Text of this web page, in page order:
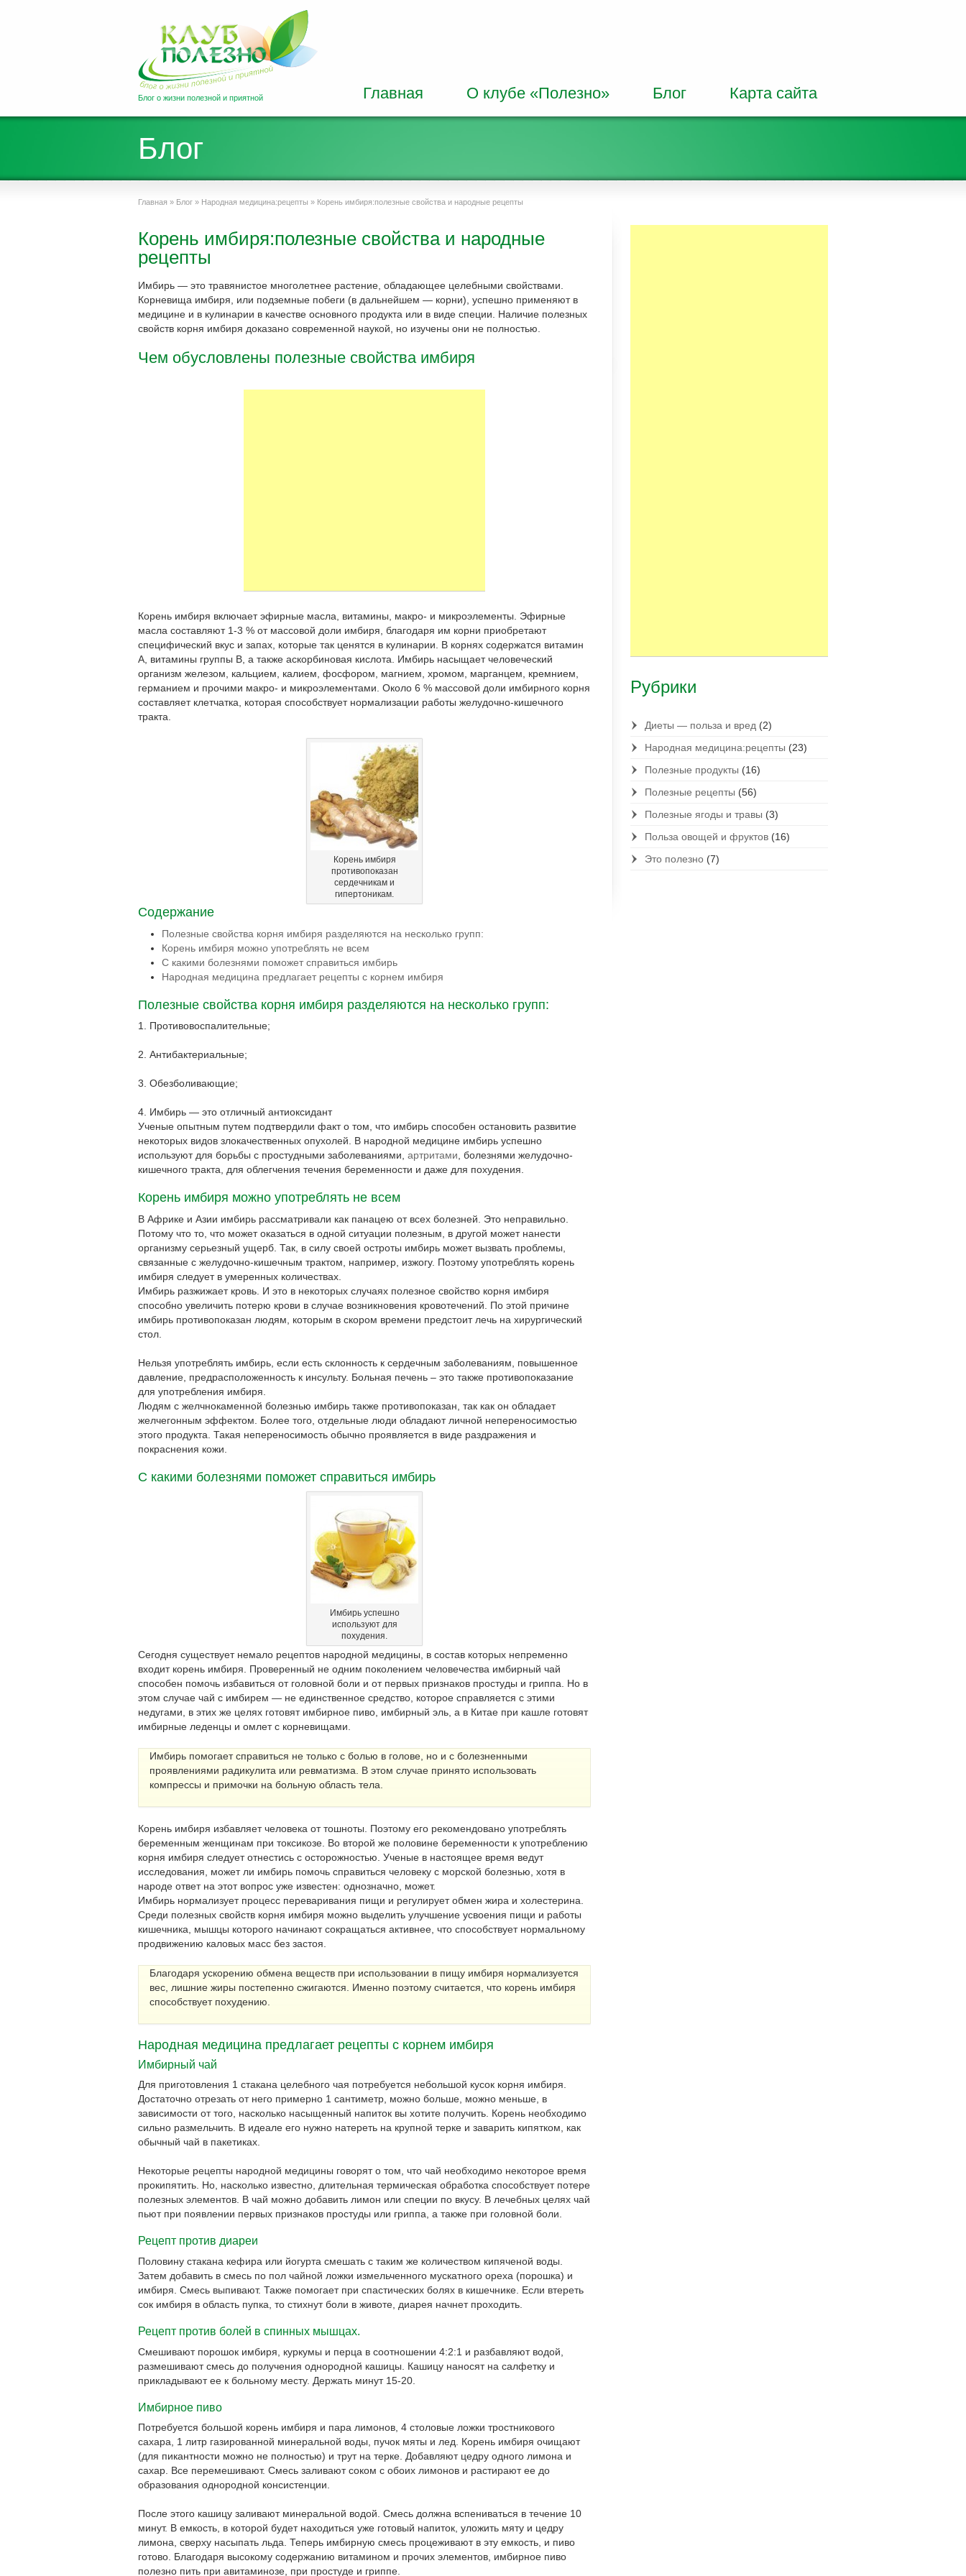
Блог о жизни полезной и приятной Главная О клубе «Полезно» Блог Карта сайта
Блог
Главная » Блог » Народная медицина:рецепты » Корень имбиря:полезные свойства и народные рецепты
Корень имбиря:полезные свойства и народные
рецепты
Имбирь — это травянистое многолетнее растение, обладающее целебными свойствами.
Корневища имбиря, или подземные побеги (в дальнейшем — корни), успешно применяют в
медицине и в кулинарии в качестве основного продукта или в виде специи. Наличие полезных
свойств корня имбиря доказано современной наукой, но изучены они не полностью.
Чем обусловлены полезные свойства имбиря
Корень имбиря включает эфирные масла, витамины, макро- и микроэлементы. Эфирные
масла составляют 1-3 % от массовой доли имбиря, благодаря им корни приобретают
специфический вкус и запах, которые так ценятся в кулинарии. В корнях содержатся витамин
A, витамины группы B, а также аскорбиновая кислота. Имбирь насыщает человеческий
организм железом, кальцием, калием, фосфором, магнием, хромом, марганцем, кремнием,
германием и прочими макро- и микроэлементами. Около 6 % массовой доли имбирного корня
составляет клетчатка, которая способствует нормализации работы желудочно-кишечного
тракта.
Корень имбиря
противопоказан
сердечникам и
гипертоникам.
Содержание
Полезные свойства корня имбиря разделяются на несколько групп:
Корень имбиря можно употреблять не всем
С какими болезнями поможет справиться имбирь
Народная медицина предлагает рецепты с корнем имбиря
Полезные свойства корня имбиря разделяются на несколько групп:
1. Противовоспалительные;
2. Антибактериальные;
3. Обезболивающие;
4. Имбирь — это отличный антиоксидант
Ученые опытным путем подтвердили факт о том, что имбирь способен остановить развитие
некоторых видов злокачественных опухолей. В народной медицине имбирь успешно
используют для борьбы с простудными заболеваниями, артритами, болезнями желудочно-
кишечного тракта, для облегчения течения беременности и даже для похудения.
Корень имбиря можно употреблять не всем
В Африке и Азии имбирь рассматривали как панацею от всех болезней. Это неправильно.
Потому что то, что может оказаться в одной ситуации полезным, в другой может нанести
организму серьезный ущерб. Так, в силу своей остроты имбирь может вызвать проблемы,
связанные с желудочно-кишечным трактом, например, изжогу. Поэтому употреблять корень
имбиря следует в умеренных количествах.
Имбирь разжижает кровь. И это в некоторых случаях полезное свойство корня имбиря
способно увеличить потерю крови в случае возникновения кровотечений. По этой причине
имбирь противопоказан людям, которым в скором времени предстоит лечь на хирургический
стол.
Нельзя употреблять имбирь, если есть склонность к сердечным заболеваниям, повышенное
давление, предрасположенность к инсульту. Больная печень – это также противопоказание
для употребления имбиря.
Людям с желчнокаменной болезнью имбирь также противопоказан, так как он обладает
желчегонным эффектом. Более того, отдельные люди обладают личной непереносимостью
этого продукта. Такая непереносимость обычно проявляется в виде раздражения и
покраснения кожи.
С какими болезнями поможет справиться имбирь
Имбирь успешно
используют для
похудения.
Сегодня существует немало рецептов народной медицины, в состав которых непременно
входит корень имбиря. Проверенный не одним поколением человечества имбирный чай
способен помочь избавиться от головной боли и от первых признаков простуды и гриппа. Но в
этом случае чай с имбирем — не единственное средство, которое справляется с этими
недугами, в этих же целях готовят имбирное пиво, имбирный эль, а в Китае при кашле готовят
имбирные леденцы и омлет с корневищами.
Имбирь помогает справиться не только с болью в голове, но и с болезненными
проявлениями радикулита или ревматизма. В этом случае принято использовать
компрессы и примочки на больную область тела.
Корень имбиря избавляет человека от тошноты. Поэтому его рекомендовано употреблять
беременным женщинам при токсикозе. Во второй же половине беременности к употреблению
корня имбиря следует отнестись с осторожностью. Ученые в настоящее время ведут
исследования, может ли имбирь помочь справиться человеку с морской болезнью, хотя в
народе ответ на этот вопрос уже известен: однозначно, может.
Имбирь нормализует процесс переваривания пищи и регулирует обмен жира и холестерина.
Среди полезных свойств корня имбиря можно выделить улучшение усвоения пищи и работы
кишечника, мышцы которого начинают сокращаться активнее, что способствует нормальному
продвижению каловых масс без застоя.
Благодаря ускорению обмена веществ при использовании в пищу имбиря нормализуется
вес, лишние жиры постепенно сжигаются. Именно поэтому считается, что корень имбиря
способствует похудению.
Народная медицина предлагает рецепты с корнем имбиря
Имбирный чай
Для приготовления 1 стакана целебного чая потребуется небольшой кусок корня имбиря.
Достаточно отрезать от него примерно 1 сантиметр, можно больше, можно меньше, в
зависимости от того, насколько насыщенный напиток вы хотите получить. Корень необходимо
сильно размельчить. В идеале его нужно натереть на крупной терке и заварить кипятком, как
обычный чай в пакетиках.
Некоторые рецепты народной медицины говорят о том, что чай необходимо некоторое время
прокипятить. Но, насколько известно, длительная термическая обработка способствует потере
полезных элементов. В чай можно добавить лимон или специи по вкусу. В лечебных целях чай
пьют при появлении первых признаков простуды или гриппа, а также при головной боли.
Рецепт против диареи
Половину стакана кефира или йогурта смешать с таким же количеством кипяченой воды.
Затем добавить в смесь по пол чайной ложки измельченного мускатного ореха (порошка) и
имбиря. Смесь выпивают. Также помогает при спастических болях в кишечнике. Если втереть
сок имбиря в область пупка, то стихнут боли в животе, диарея начнет проходить.
Рецепт против болей в спинных мышцах.
Смешивают порошок имбиря, куркумы и перца в соотношении 4:2:1 и разбавляют водой,
размешивают смесь до получения однородной кашицы. Кашицу наносят на салфетку и
прикладывают ее к больному месту. Держать минут 15-20.
Имбирное пиво
Потребуется большой корень имбиря и пара лимонов, 4 столовые ложки тростникового
сахара, 1 литр газированной минеральной воды, пучок мяты и лед. Корень имбиря очищают
(для пикантности можно не полностью) и трут на терке. Добавляют цедру одного лимона и
сахар. Все перемешивают. Смесь заливают соком с обоих лимонов и растирают ее до
образования однородной консистенции.
После этого кашицу заливают минеральной водой. Смесь должна вспениваться в течение 10
минут. В емкость, в которой будет находиться уже готовый напиток, уложить мяту и цедру
лимона, сверху насыпать льда. Теперь имбирную смесь процеживают в эту емкость, и пиво
готово. Благодаря высокому содержанию витамином и прочих элементов, имбирное пиво
полезно пить при авитаминозе, при простуде и гриппе.
Рубрики
Диеты — польза и вред (2)
Народная медицина:рецепты (23)
Полезные продукты (16)
Полезные рецепты (56)
Полезные ягоды и травы (3)
Польза овощей и фруктов (16)
Это полезно (7)